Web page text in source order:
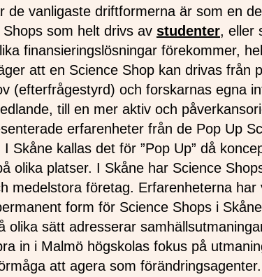
vanligaste driftformerna är som en
som helt drivs av studenter, eller
finansieringslösningar förekommer,
att en Science Shop kan drivas från
(efterfrågestyrd) och forskarnas egna
till en mer aktiv och
erfarenheter från de Pop Up
kallas det för ”Pop Up” då
olika platser. I Skåne har Science
företag. Erfarenheterna har
form för Science Shops i
sätt adresserar
in i Malmö högskolas fokus på
att agera som förändringsagenter.